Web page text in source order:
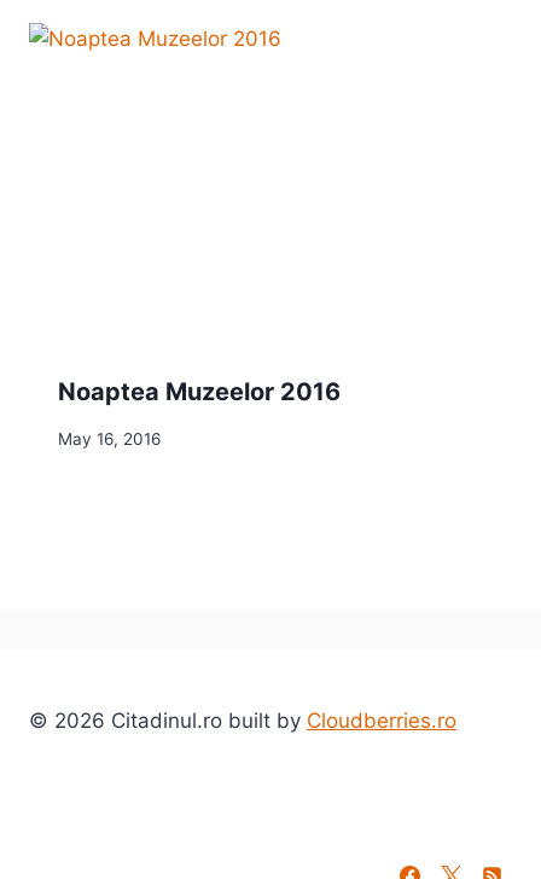
Noaptea Muzeelor 2016
May 16, 2016
© 2026 Citadinul.ro built by Cloudberries.ro